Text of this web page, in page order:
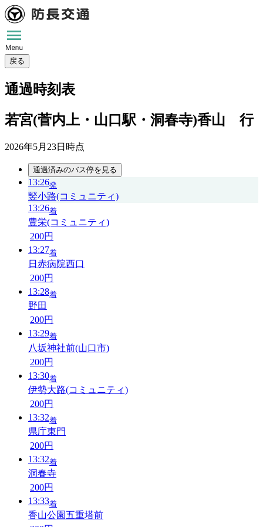
戻る
通過時刻表
若宮(菅内上・山口駅・洞春寺)香山 行
2026年5月23日 時点
通過済みのバス停を見る
13:26発
竪小路(コミュニティ)
13:26着
豊栄(コミュニティ)
200円
13:27着
日赤病院西口
200円
13:28着
野田
200円
13:29着
八坂神社前(山口市)
200円
13:30着
伊勢大路(コミュニティ)
200円
13:32着
県庁東門
200円
13:32着
洞春寺
200円
13:33着
香山公園五重塔前